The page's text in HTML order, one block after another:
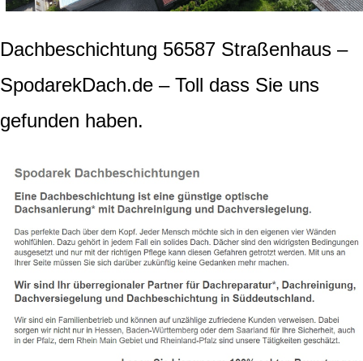
Dachbeschichtung 56587 Straßenhaus –
SpodarekDach.de – Toll dass Sie uns
gefunden haben.